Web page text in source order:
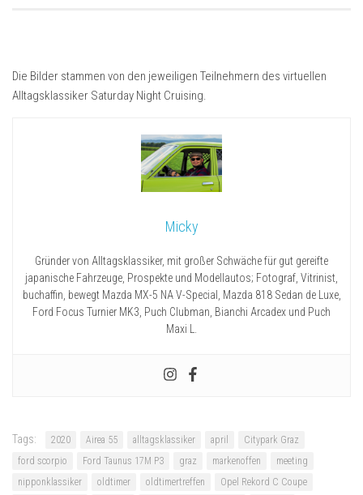
Die Bilder stammen von den jeweiligen Teilnehmern des virtuellen
Alltagsklassiker Saturday Night Cruising.
Micky
Gründer von Alltagsklassiker, mit großer Schwäche für gut gereifte
japanische Fahrzeuge, Prospekte und Modellautos; Fotograf, Vitrinist,
buchaffin, bewegt Mazda MX-5 NA V-Special, Mazda 818 Sedan de Luxe,
Ford Focus Turnier MK3, Puch Clubman, Bianchi Arcadex und Puch
Maxi L.
Tags: 2020 Airea 55 alltagsklassiker april
Citypark Graz
ford scorpio
Ford Taunus 17M P3 graz markenoffen
meeting
nipponklassiker
oldtimer oldtimertreffen
Opel Rekord C Coupe